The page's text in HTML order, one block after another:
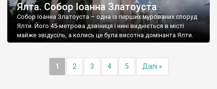
Ялта. Собор Іоанна Златоуста
Собор Іоанна Златоуста – одна із перших мурованих споруд
Ялти. Його 45-метрова дзвіниця і нині видніється в місті
майже звідусіль, а колись це була висотна домінанта Ялти.
1 2 3 4 5 Далі »